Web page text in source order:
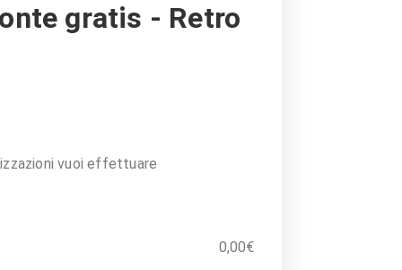
gratis - Retro
vuoi effettuare
0,00€